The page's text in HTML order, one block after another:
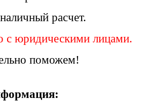
расчет.
с юридическими лицами.
поможем!